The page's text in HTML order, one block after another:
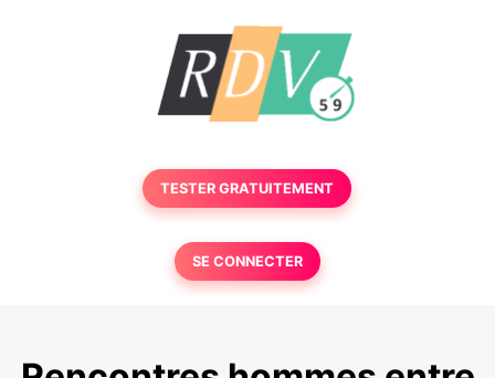
TESTER GRATUITEMENT
SE CONNECTER